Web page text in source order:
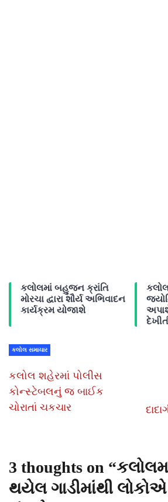
કલોલમાં બહુજન ક્રાંતિ
મોરચા દ્વારા શૌર્ય અભિવાદન
કાર્યક્રમ યોજાશે
કલોલ સમાચાર
કલોલ શહેરમાં પોલીસ
કોન્સ્ટેબલનું જ બાઈક
ચોરાતાં ચકચાર
3 thoughts on “
થયેલ ગાડીમાંથી લોકોએ